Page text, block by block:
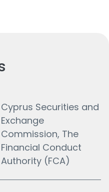
Cyprus Securities and
Exchange
Commission, The
Financial Conduct
Authority (FCA)